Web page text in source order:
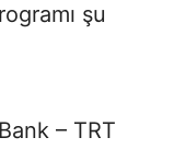
şu
– TRT